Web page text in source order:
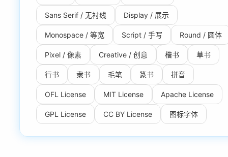
Sans Serif / 无衬线 Display / 展示
Monospace / 等宽 Script / 手写 Round / 圆体
Pixel / 像素 Creative / 创意 楷书 草书
行书 隶书 毛笔 篆书 拼音
OFL License MIT License Apache License
GPL License CC BY License 图标字体